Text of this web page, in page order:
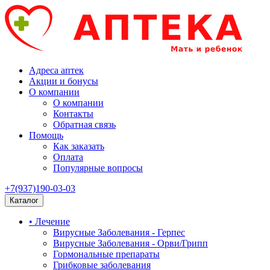
Адреса аптек
Акции и бонусы
О компании
О компании
Контакты
Обратная связь
Помощь
Как заказать
Оплата
Популярные вопросы
+7(937)190-03-03
Каталог
• Лечение
Вирусные Заболевания - Герпес
Вирусные Заболевания - Орви/Грипп
Гормональные препараты
Грибковые заболевания